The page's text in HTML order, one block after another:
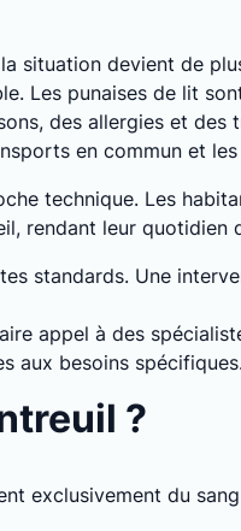
situation devient de
Les punaises de lit
des allergies et des
en commun et
technique. Les
rendant leur quotidien
standards. Une
appel à des
aux besoins
?
exclusivement du